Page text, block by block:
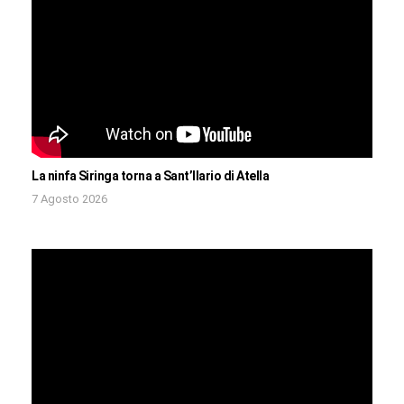
La ninfa Siringa torna a Sant’Ilario di Atella
7 Agosto 2026